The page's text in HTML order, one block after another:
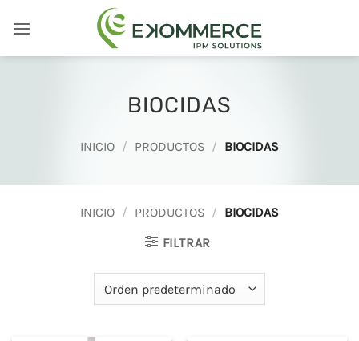
BIOCIDAS
INICIO / PRODUCTOS / BIOCIDAS
INICIO / PRODUCTOS / BIOCIDAS
FILTRAR